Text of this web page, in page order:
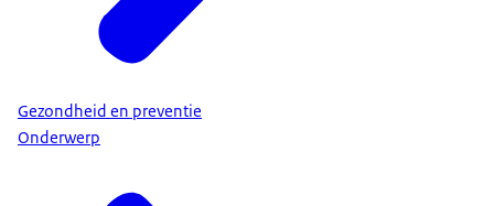
Gezondheid en preventie
Onderwerp